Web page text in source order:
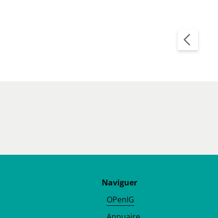
Naviguer
OPenIG